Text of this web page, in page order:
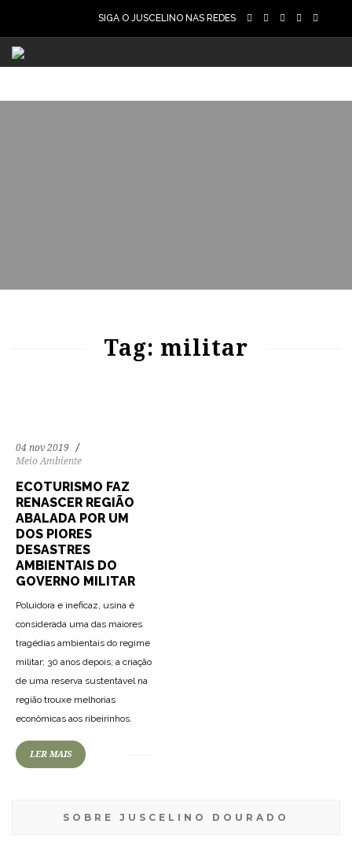
SIGA O JUSCELINO NAS REDES
Tag: militar
04 nov 2019
Meio Ambiente
ECOTURISMO FAZ
RENASCER REGIÃO
ABALADA POR UM
DOS PIORES
DESASTRES
AMBIENTAIS DO
GOVERNO MILITAR
Poluidora e ineficaz, usina é
considerada uma das maiores
tragédias ambientais do regime
militar; 30 anos depois, a criação
de uma reserva sustentável na
região trouxe melhorias
econômicas aos ribeirinhos.
LER MAIS
SOBRE JUSCELINO DOURADO